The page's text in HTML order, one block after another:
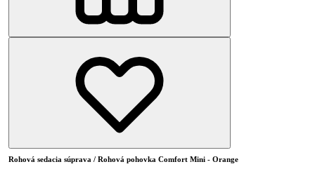
Rohová sedacia súprava / Rohová pohovka Comfort Mini - Orange